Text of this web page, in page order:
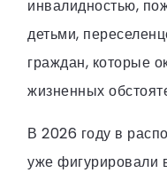
инвалидностью,
детьми,
граждан, которые
жизненных
В 2026 году в
уже фигурировали